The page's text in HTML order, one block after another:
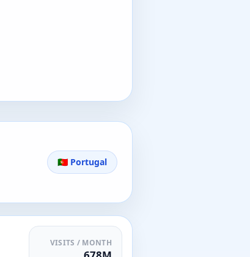
🇵🇹 Portugal
VISITS / MONTH